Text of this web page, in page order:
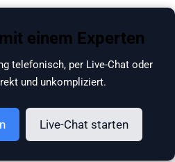
einem Experten
telefonisch, per Live-Chat oder
und unkompliziert.
Live-Chat starten